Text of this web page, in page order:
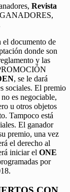
Revista
el documento de
donde son
y las
, se le dará
sociales. El premio
es negociable,
u otros objetos
Tampoco está
El ganador
premio, una vez
el derecho al
iniciar el ONE
por